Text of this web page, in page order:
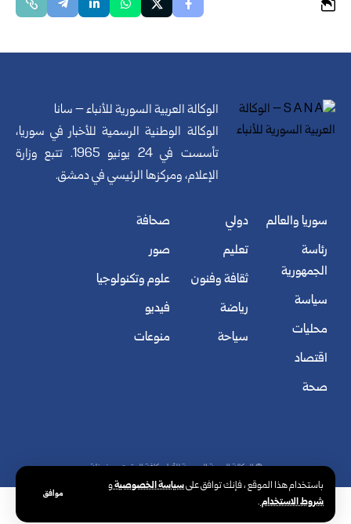
باستخدام هذا الموقع ، فإنك توافق علىسياسة الخصوصيةو
شروط الاستخدام.
موافق
الوكالة العربية السورية للأنباء – سانا
الوكالة الوطنية الرسمية للأخبار في سوريا،
تأسست في 24 يونيو 1965. تتبع وزارة
الإعلام، ومركزها الرئيسي في دمشق.
سوريا والعالم
رئاسة
الجمهورية
سياسة
محليات
اقتصاد
صحة
دولي
تعليم
ثقافة وفنون
رياضة
سياحة
صحافة
صور
علوم وتكنولوجيا
فيديو
منوعات
© الوكالة العربية السورية للأنباء. كافة الحقوق محفوظة.